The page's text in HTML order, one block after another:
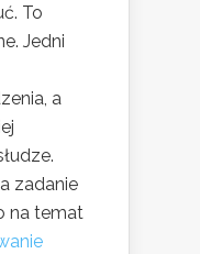
To
Jedni
a
zadanie
na temat